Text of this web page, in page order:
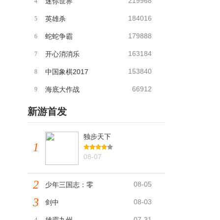
5 英雄杀 184016
6 蛇蛇争霸 179888
7 开心消消乐 163184
8 中国象棋2017 153840
9 海底大作战 66912
新游首发
1
独步天下
08-07
2 少年三国志：零 08-05
3 剑中 08-03